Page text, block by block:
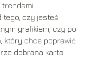
trendami
tego, czy jesteś
grafikiem, czy po
który chce poprawić
dobrana karta